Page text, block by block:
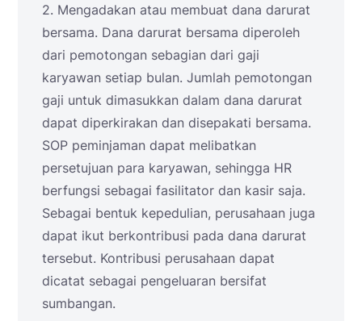
2. Mengadakan atau membuat dana darurat
bersama. Dana darurat bersama diperoleh
dari pemotongan sebagian dari gaji
karyawan setiap bulan. Jumlah pemotongan
gaji untuk dimasukkan dalam dana darurat
dapat diperkirakan dan disepakati bersama.
SOP peminjaman dapat melibatkan
persetujuan para karyawan, sehingga HR
berfungsi sebagai fasilitator dan kasir saja.
Sebagai bentuk kepedulian, perusahaan juga
dapat ikut berkontribusi pada dana darurat
tersebut. Kontribusi perusahaan dapat
dicatat sebagai pengeluaran bersifat
sumbangan.